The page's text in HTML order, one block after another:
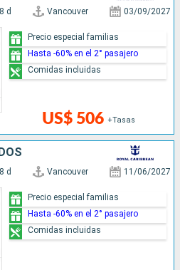
8 d Vancouver 03/09/2027
US$ 506 +Tasas
Precio especial familias
Hasta -60% en el 2° pasajero
Comidas incluidas
8 d Vancouver 11/06/2027
Precio especial familias
Hasta -60% en el 2° pasajero
Comidas incluidas